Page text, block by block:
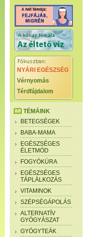
NYÁRI EGÉSZSÉG
Vérnyomás
Térdfájdalom
TÉMÁINK
BETEGSÉGEK
BABA-MAMA
EGÉSZSÉGES
ÉLETMÓD
FOGYÓKÚRA
EGÉSZSÉGES
TÁPLÁLKOZÁS
VITAMINOK
SZÉPSÉGÁPOLÁS
ALTERNATÍV
GYÓGYÁSZAT
GYÓGYTEÁK